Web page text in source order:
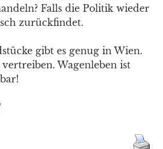
Falls die Politik wieder
zurückfindet.
gibt es genug in Wien.
Wagenleben ist